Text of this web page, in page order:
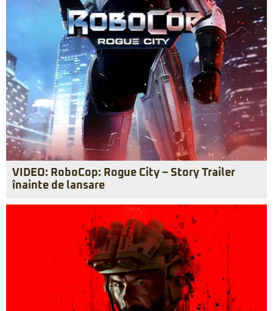
VIDEO: RoboCop: Rogue City – Story Trailer
înainte de lansare